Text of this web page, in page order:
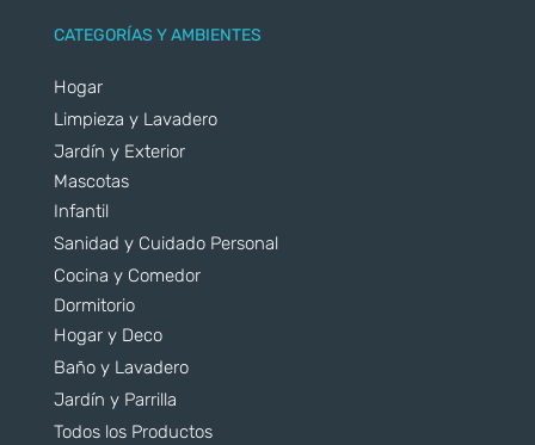
CATEGORÍAS Y AMBIENTES
Hogar
Limpieza y Lavadero
Jardín y Exterior
Mascotas
Infantil
Sanidad y Cuidado Personal
Cocina y Comedor
Dormitorio
Hogar y Deco
Baño y Lavadero
Jardín y Parrilla
Todos los Productos